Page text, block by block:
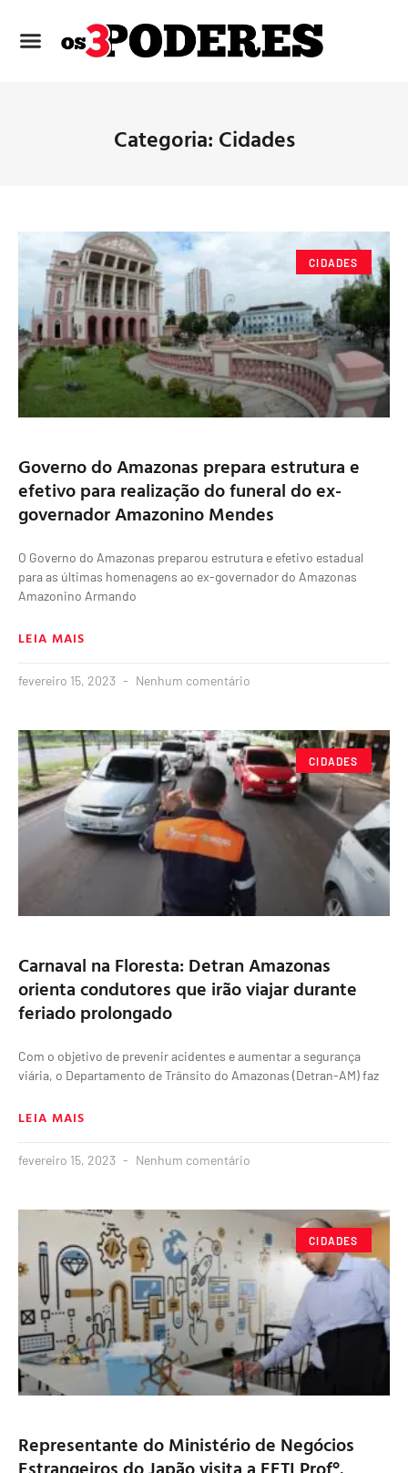
Categoria: Cidades
CIDADES
Governo do Amazonas prepara estrutura e
efetivo para realização do funeral do ex-
governador Amazonino Mendes
O Governo do Amazonas preparou estrutura e efetivo estadual
para as últimas homenagens ao ex-governador do Amazonas
Amazonino Armando
LEIA MAIS
fevereiro 15, 2023 Nenhum comentário
CIDADES
Carnaval na Floresta: Detran Amazonas
orienta condutores que irão viajar durante
feriado prolongado
Com o objetivo de prevenir acidentes e aumentar a segurança
viária, o Departamento de Trânsito do Amazonas (Detran-AM) faz
LEIA MAIS
fevereiro 15, 2023 Nenhum comentário
CIDADES
Representante do Ministério de Negócios